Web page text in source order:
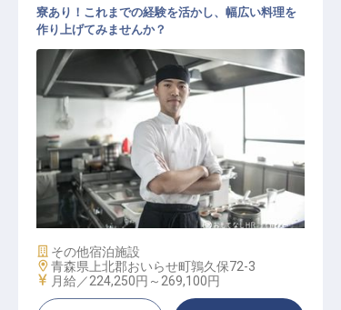
調理スタッフ
寮あり！これまでの経験を活かし、幅広い料理を
作り上げてみませんか？
施設業態
その他宿泊施設
勤務地
青森県上北郡おいらせ町鶉久保72-3
給与
月給／224,250円～ 269,100円